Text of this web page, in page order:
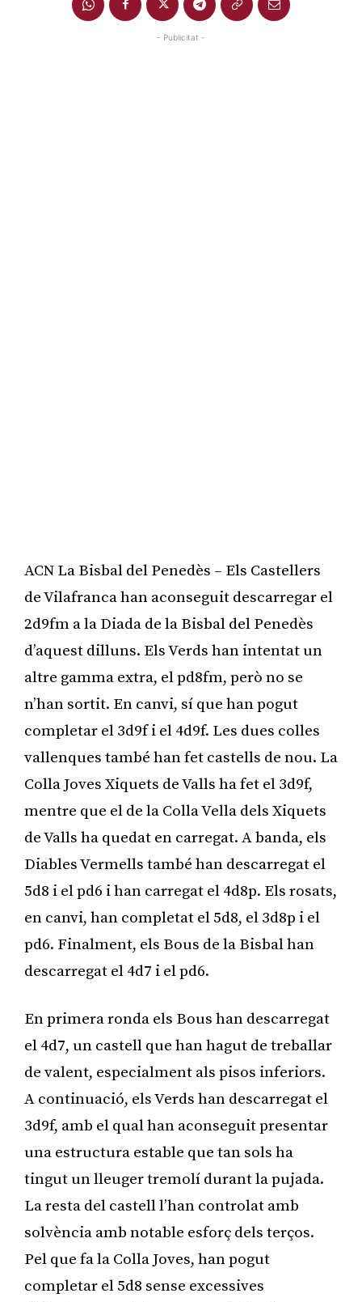
- Publicitat -
ACN La Bisbal del Penedès – Els Castellers
de Vilafranca han aconseguit descarregar el
2d9fm a la Diada de la Bisbal del Penedès
d’aquest dilluns. Els Verds han intentat un
altre gamma extra, el pd8fm, però no se
n’han sortit. En canvi, sí que han pogut
completar el 3d9f i el 4d9f. Les dues colles
vallenques també han fet castells de nou. La
Colla Joves Xiquets de Valls ha fet el 3d9f,
mentre que el de la Colla Vella dels Xiquets
de Valls ha quedat en carregat. A banda, els
Diables Vermells també han descarregat el
5d8 i el pd6 i han carregat el 4d8p. Els rosats,
en canvi, han completat el 5d8, el 3d8p i el
pd6. Finalment, els Bous de la Bisbal han
descarregat el 4d7 i el pd6.
En primera ronda els Bous han descarregat
el 4d7, un castell que han hagut de treballar
de valent, especialment als pisos inferiors.
A continuació, els Verds han descarregat el
3d9f, amb el qual han aconseguit presentar
una estructura estable que tan sols ha
tingut un lleuger tremolí durant la pujada.
La resta del castell l’han controlat amb
solvència amb notable esforç dels terços.
Pel que fa la Colla Joves, han pogut
completar el 5d8 sense excessives